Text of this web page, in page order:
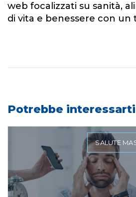
web focalizzati su sanità,
di vita e benessere con un
Potrebbe
SALUTE